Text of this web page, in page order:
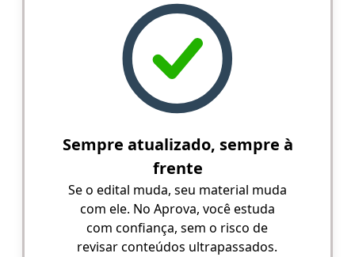
Sempre atualizado, sempre à
frente
Se o edital muda, seu material muda
com ele. No Aprova, você estuda
com confiança, sem o risco de
revisar conteúdos ultrapassados.